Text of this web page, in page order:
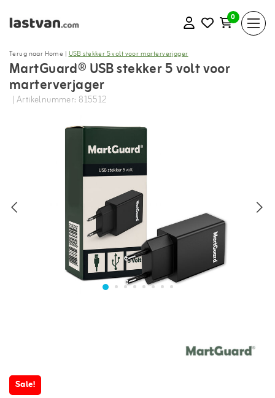
0
Terug naar Home |USB stekker 5 volt voor marterverjager
MartGuard® USB stekker 5 volt voor
marterverjager
| Artikelnummer: 815512
Sale!